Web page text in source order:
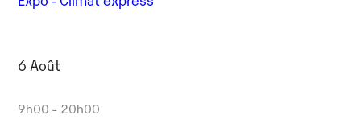
6 Août
9h00 - 20h00